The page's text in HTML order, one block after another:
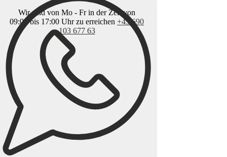
Wir sind von Mo - Fr in der Zeit von
09:00 bis 17:00 Uhr zu erreichen +43 690
103 677 63